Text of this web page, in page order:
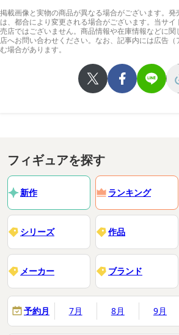
掲載画像と実物の商品が異なる場合がございます。
は、都合により変更される場合がございます。当サ
売店ではございません。商品情報や在庫情報などに
店へお問い合わせください。なお、記事内には広告
む場合があります。
フィギュアを探す
新作 ランキング
シリーズ 作品
メーカー ブランド
予約月 7月 8月 9月